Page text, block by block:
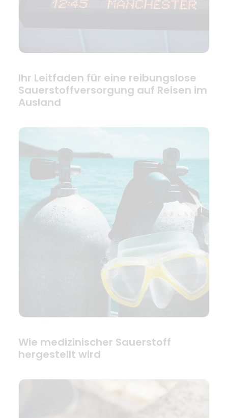
Ihr Leitfaden für eine reibungslose
Sauerstoffversorgung auf Reisen im
Ausland
Wie medizinischer Sauerstoff
hergestellt wird